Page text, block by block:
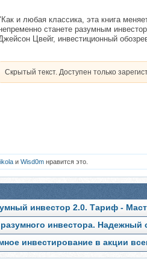
и любая классика, эта книга
станете разумным
Цвейг, инвестиционный
Скрытый текст. Доступен только
и Wisd0m нравится это.
инвестор 2.0. Тариф -
разумного инвестора.
инвестирование в акции